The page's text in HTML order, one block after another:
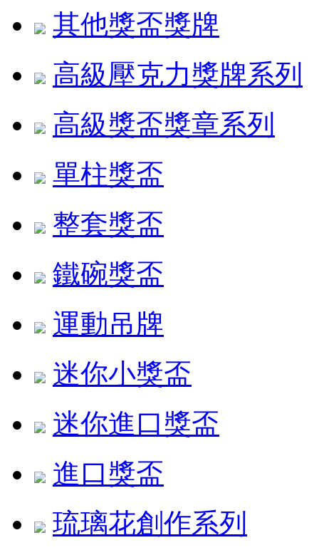
其他獎盃獎牌
高級壓克力獎牌系列
高級獎盃獎章系列
單柱獎盃
整套獎盃
鐵碗獎盃
運動吊牌
迷你小獎盃
迷你進口獎盃
進口獎盃
琉璃花創作系列